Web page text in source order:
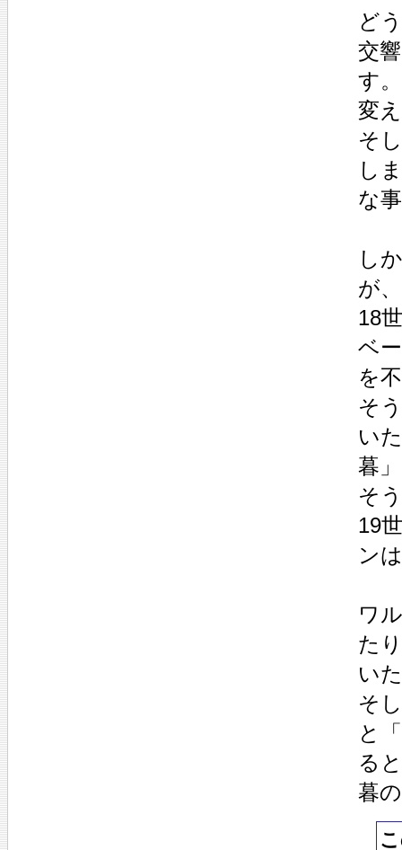
ど
交
す
変
そ
し
な
し
が
18
ベ
を
そ
い
暮
そ
19
ン
ワ
た
い
そ
と
る
暮